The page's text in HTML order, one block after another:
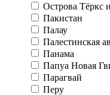
Острова Тёркс
Пакистан
Палау
Палестинская
Панама
Папуа Новая
Парагвай
Перу